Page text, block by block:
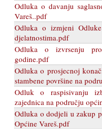
Odluka o davanju
Vareš..pdf
Odluka o izmjeni
djelatnostima.pdf
Odluka o izvrsenju
godine.pdf
Odluka o prosjecnoj
stambene površine na
Odluk o raspisivanju
zajednica na području
Odluka o dodjeli u zakup
Općine Vareš.pdf